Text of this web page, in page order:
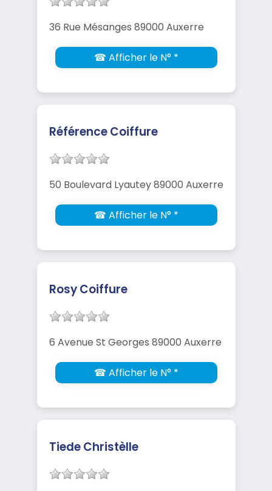
36 Rue Mésanges 89000 Auxerre
☎ Afficher le N° *
Référence Coiffure
50 Boulevard Lyautey 89000 Auxerre
☎ Afficher le N° *
Rosy Coiffure
6 Avenue St Georges 89000 Auxerre
☎ Afficher le N° *
Tiede Christèlle